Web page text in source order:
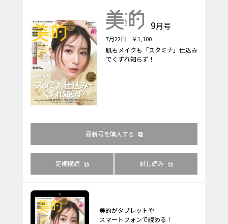
9月号
7月22日 ￥1,100
肌もメイクも「スタミナ」仕込み
でくずれ知らず！
最新号を購入する
定期購読 試し読み
美的がタブレットや
スマートフォンで読める！